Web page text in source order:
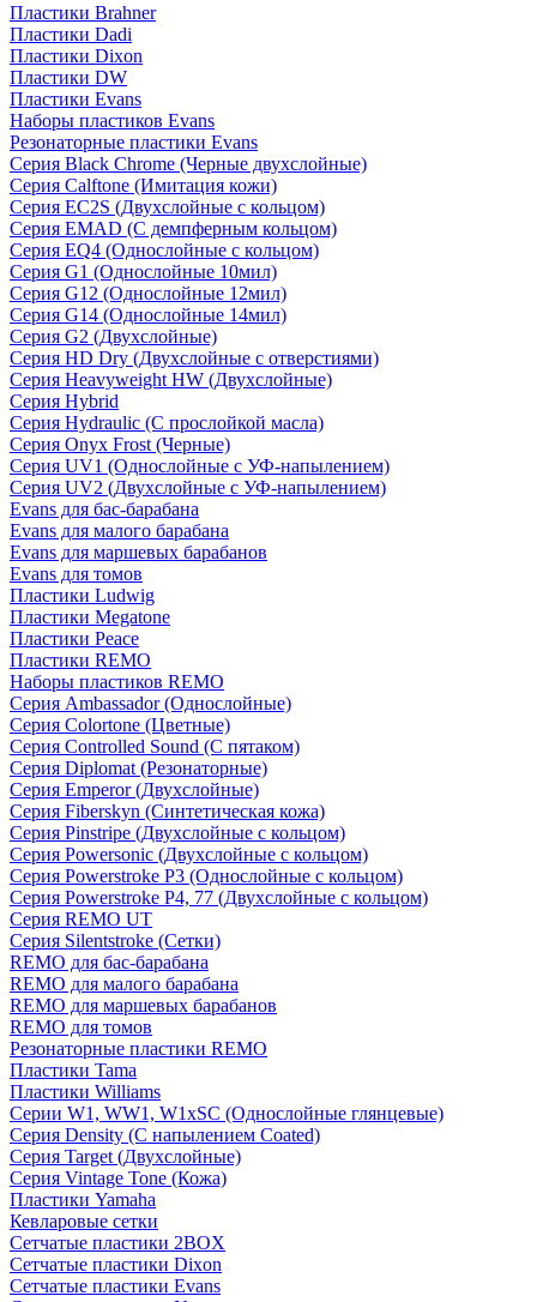
Пластики Brahner
Пластики Dadi
Пластики Dixon
Пластики DW
Пластики Evans
Наборы пластиков Evans
Резонаторные пластики Evans
Серия Black Chrome (Черные двухслойные)
Серия Calftone (Имитация кожи)
Серия EC2S (Двухслойные с кольцом)
Серия EMAD (С демпферным кольцом)
Серия EQ4 (Однослойные с кольцом)
Серия G1 (Однослойные 10мил)
Серия G12 (Однослойные 12мил)
Серия G14 (Однослойные 14мил)
Серия G2 (Двухслойные)
Серия HD Dry (Двухслойные с отверстиями)
Серия Heavyweight HW (Двухслойные)
Серия Hybrid
Серия Hydraulic (С прослойкой масла)
Серия Onyx Frost (Черные)
Серия UV1 (Однослойные с УФ-напылением)
Серия UV2 (Двухслойные с УФ-напылением)
Evans для бас-барабана
Evans для малого барабана
Evans для маршевых барабанов
Evans для томов
Пластики Ludwig
Пластики Megatone
Пластики Peace
Пластики REMO
Наборы пластиков REMO
Серия Ambassador (Однослойные)
Серия Colortone (Цветные)
Серия Controlled Sound (С пятаком)
Серия Diplomat (Резонаторные)
Серия Emperor (Двухслойные)
Серия Fiberskyn (Синтетическая кожа)
Серия Pinstripe (Двухслойные с кольцом)
Серия Powersonic (Двухслойные с кольцом)
Серия Powerstroke P3 (Однослойные с кольцом)
Серия Powerstroke P4, 77 (Двухслойные с кольцом)
Серия REMO UT
Серия Silentstroke (Сетки)
REMO для бас-барабана
REMO для малого барабана
REMO для маршевых барабанов
REMO для томов
Резонаторные пластики REMO
Пластики Tama
Пластики Williams
Серии W1, WW1, W1xSC (Однослойные глянцевые)
Серия Density (C напылением Coated)
Серия Target (Двухслойные)
Серия Vintage Tone (Кожа)
Пластики Yamaha
Кевларовые сетки
Сетчатые пластики 2BOX
Сетчатые пластики Dixon
Сетчатые пластики Evans